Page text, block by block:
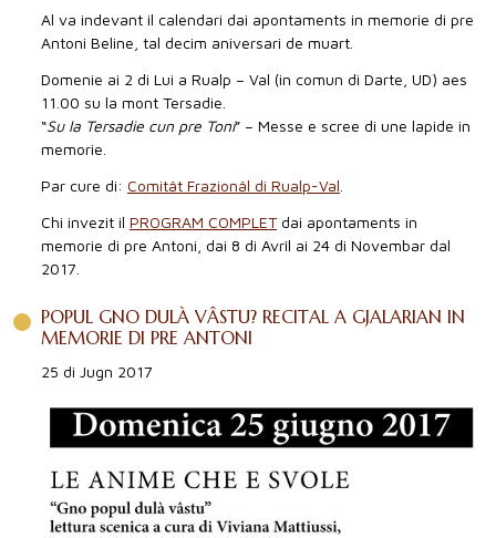
Al va indevant il calendari dai apontaments in memorie di pre
Antoni Beline, tal decim aniversari de muart.
Domenie ai 2 di Lui a Rualp – Val (in comun di Darte, UD) aes
11.00 su la mont Tersadie.
“Su la Tersadie cun pre Toni” – Messe e scree di une lapide in
memorie.
Par cure di: Comitât Frazionâl di Rualp-Val.
Chi invezit il PROGRAM COMPLETdai apontaments in
memorie di pre Antoni, dai 8 di Avrîl ai 24 di Novembar dal
2017.
POPUL GNO DULÀ VÂSTU? RECITAL A GJALARIAN IN
MEMORIE DI PRE ANTONI
25 di Jugn 2017